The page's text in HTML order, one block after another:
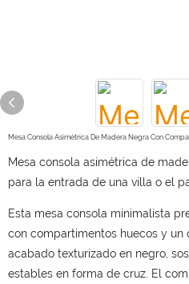
Mesa Consola Asimétrica De Madera Negra Con
Mesa consola asimétrica de
para la entrada de una villa o el
Esta mesa consola minimalista
con compartimentos huecos y un
acabado texturizado en negro,
estables en forma de cruz. El